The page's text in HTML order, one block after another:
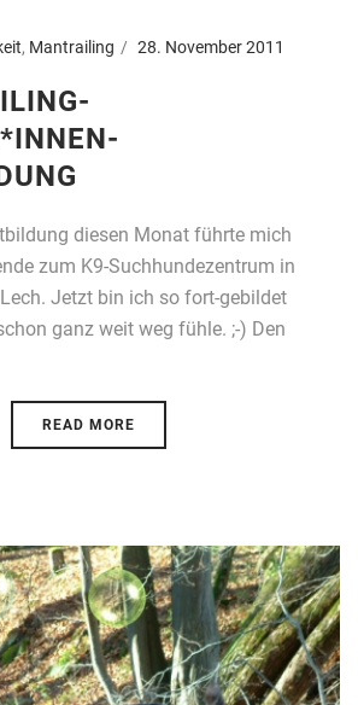
, Mantrailing 28. November 2011
diesen Monat führte mich
zum K9-Suchhundezentrum in
Jetzt bin ich so fort-gebildet
ganz weit weg fühle. ;-) Den
READ MORE